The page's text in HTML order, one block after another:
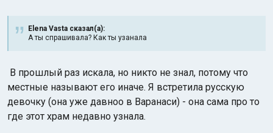
Elena Vasta сказал(а):
А ты спрашивала? Как ты узанала
В прошлый раз искала, но никто не знал, потому что
местные называют его иначе. Я встретила русскую
девочку (она уже давноо в Варанаси) - она сама про то
где этот храм недавно узнала.